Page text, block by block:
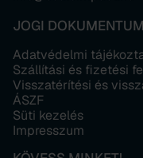
JOGI
Adatvédelmi
Szállítási és fizetési
Visszatérítési és
ÁSZF
Süti kezelés
Impresszum